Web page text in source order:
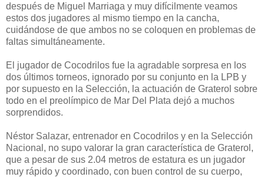
después de Miguel Marriaga y muy difícilmente veamos
estos dos jugadores al mismo tiempo en la cancha,
cuidándose de que ambos no se coloquen en problemas de
faltas simultáneamente.
El jugador de Cocodrilos fue la agradable sorpresa en los
dos últimos torneos, ignorado por su conjunto en la LPB y
por supuesto en la Selección, la actuación de Graterol sobre
todo en el preolímpico de Mar Del Plata dejó a muchos
sorprendidos.
Néstor Salazar, entrenador en Cocodrilos y en la Selección
Nacional, no supo valorar la gran característica de Graterol,
que a pesar de sus 2.04 metros de estatura es un jugador
muy rápido y coordinado, con buen control de su cuerpo,